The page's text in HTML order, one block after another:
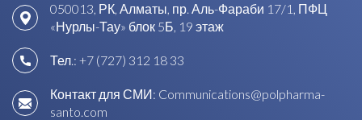
050013, РК, Алматы, пр. Аль-Фараби 17/1, ПФЦ
«Нурлы-Тау» блок 5Б, 19 этаж
Тел.: +7 (727) 312 18 33
Контакт для СМИ: Communications@polpharma-
santo.com